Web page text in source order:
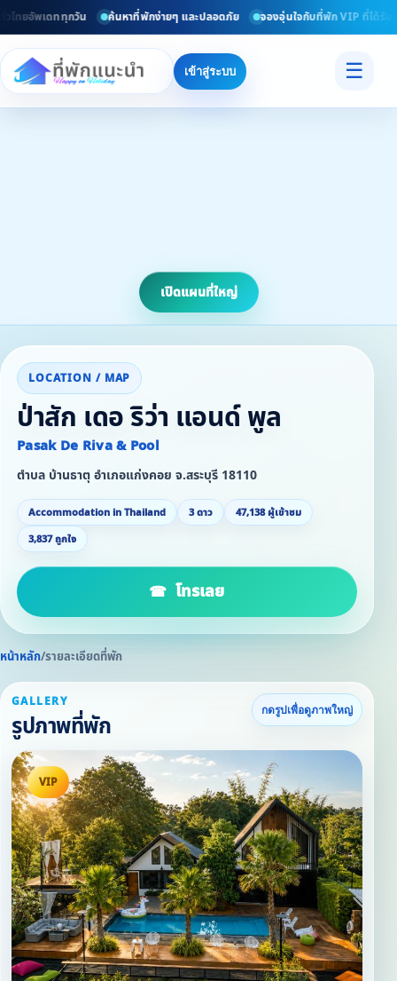
ทยอัพเดททุกวัน ค้นหาที่พักง่ายๆ และปลอดภัย จองอุ่นใจกับที่พัก VIP ที่ได้รับก
เข้าสู่ระบบ ☰
เปิดแผนที่ใหญ่
LOCATION / MAP
ป่าสัก เดอ ริว่า แอนด์ พูล
Pasak De Riva & Pool
ตำบล บ้านธาตุ อำเภอแก่งคอย จ.สระบุรี 18110
Accommodation in Thailand 3 ดาว
47,138 ผู้เข้าชม
3,837 ถูกใจ
โทรเลย
หน้าหลัก/รายละเอียดที่พัก
GALLERY
รูปภาพที่พัก
กดรูปเพื่อดูภาพใหญ่
VIP